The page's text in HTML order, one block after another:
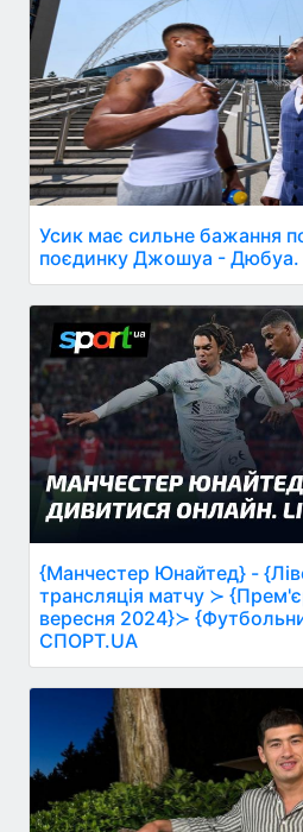
Усик має сильне бажання
поєдинку Джошуа - Дюбуа.
{Манчестер Юнайтед} -
трансляція матчу ≻
вересня 2024}≻
СПОРТ.UA